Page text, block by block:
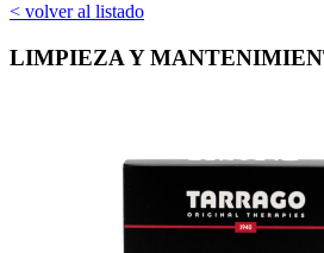
< volver al listado
LIMPIEZA Y